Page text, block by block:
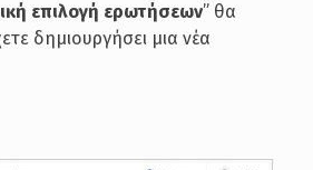
επιλογή ερωτήσεων” θα
δημιουργήσει μια νέα